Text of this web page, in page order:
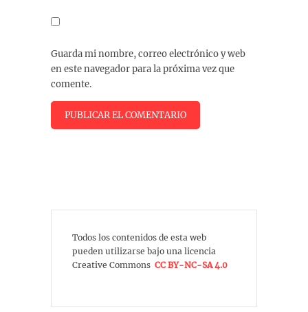
Guarda mi nombre, correo electrónico y web
en este navegador para la próxima vez que
comente.
Todos los contenidos de esta web
pueden utilizarse bajo una licencia
Creative Commons CC BY-NC-SA 4.0